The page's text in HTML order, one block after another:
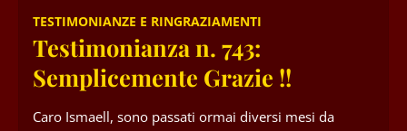
TESTIMONIANZE E RINGRAZIAMENTI
Testimonianza n. 743:
Semplicemente Grazie !!
Caro Ismaell, sono passati ormai diversi mesi da